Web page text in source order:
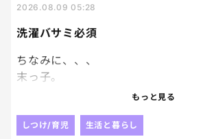
洗濯バサミ必須
2026.08.09 05:28
ちなみに、、、
末っ子。
ずっと、鼻つまんで潜っててそれが
でもそれじゃ、片手使えないし泳げ
もっと見る
しつけ/育児 生活と暮らし